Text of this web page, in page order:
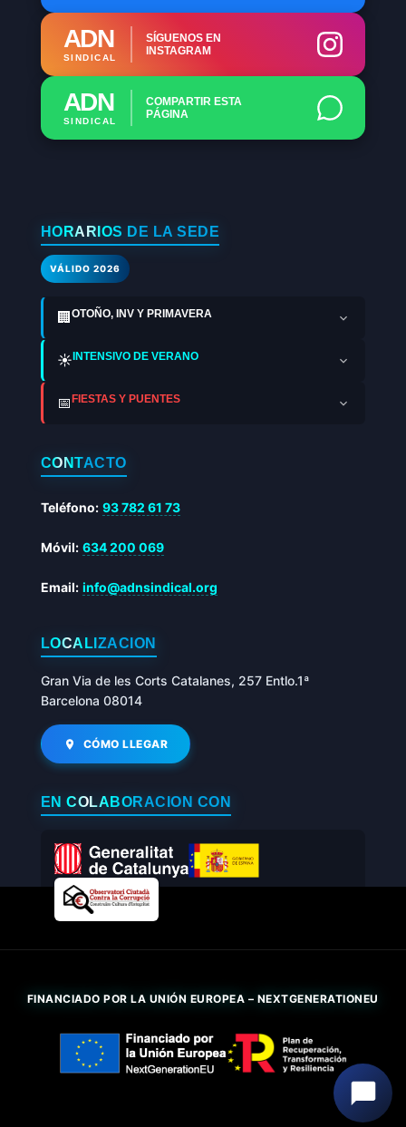
ADN
SINDICAL
SÍGUENOS EN
INSTAGRAM
ADN
SINDICAL
COMPARTIR ESTA
PÁGINA
HORARIOS DE LA SEDE
VÁLIDO 2026
🏢 OTOÑO, INV Y PRIMAVERA
☀️INTENSIVO DE VERANO
📅FIESTAS Y PUENTES
CONTACTO
Teléfono: 93 782 61 73
Móvil: 634 200 069
Email: info@adnsindical.org
LOCALIZACIÓN
Gran Via de les Corts Catalanes, 257 Entlo.1ª
Barcelona 08014
CÓMO LLEGAR
EN COLABORACIÓN CON
FINANCIADO POR LA UNIÓN EUROPEA – NEXTGENERATIONEU